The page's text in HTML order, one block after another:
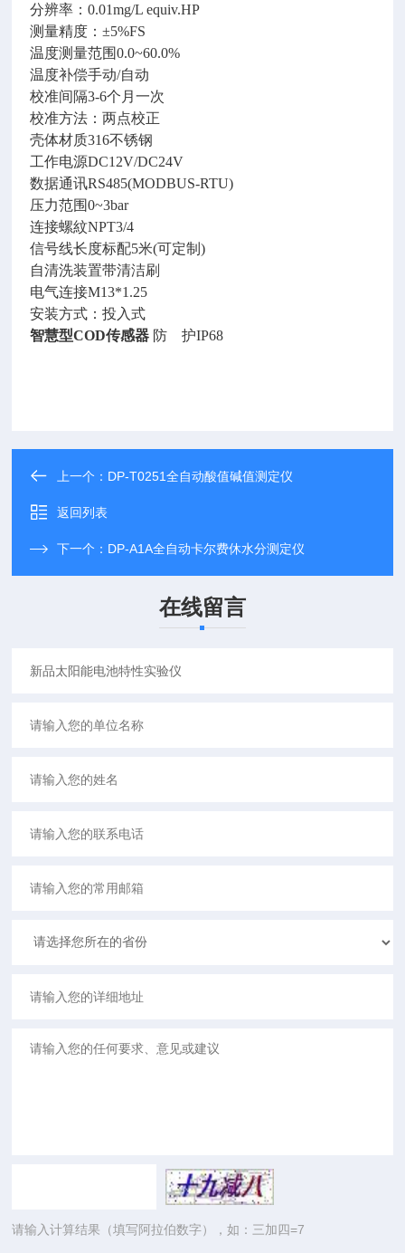
分辨率：0.01mg/L equiv.HP
测量精度：±5%FS
温度测量范围0.0~60.0%
温度补偿手动/自动
校准间隔3-6个月一次
校准方法：两点校正
壳体材质316不锈钢
工作电源DC12V/DC24V
数据通讯RS485(MODBUS-RTU)
压力范围0~3bar
连接螺紋NPT3/4
信号线长度标配5米(可定制)
自清洗装置带清洁刷
电气连接M13*1.25
安装方式：投入式
智慧型COD传感器 防 护IP68
上一个： DP-T0251全自动酸值碱值测定仪
返回列表
下一个： DP-A1A全自动卡尔费休水分测定仪
在线留言
请输入计算结果（填写阿拉伯数字），如：三加四=7